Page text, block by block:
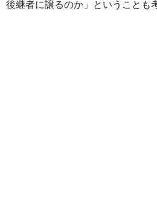
後継者に譲るのか」ということも